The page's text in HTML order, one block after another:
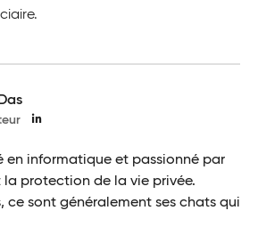
en informatique et passionné par
la protection de la vie privée.
ce sont généralement ses chats qui